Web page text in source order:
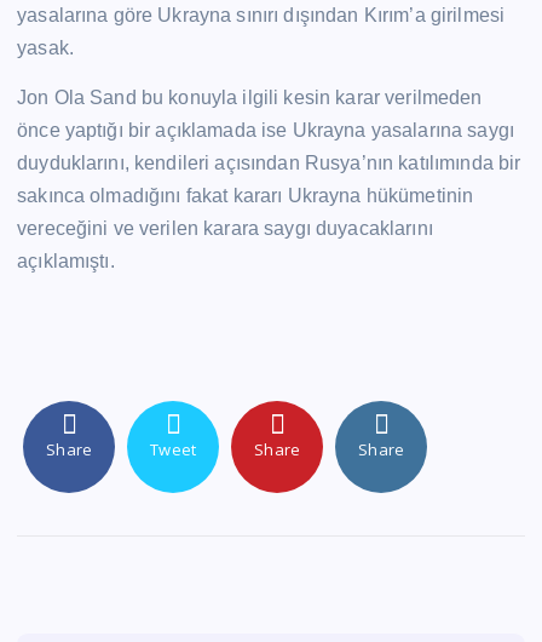
yasalarına göre Ukrayna sınırı dışından Kırım’a girilmesi
yasak.
Jon Ola Sand bu konuyla ilgili kesin karar verilmeden
önce yaptığı bir açıklamada ise Ukrayna yasalarına saygı
duyduklarını, kendileri açısından Rusya’nın katılımında bir
sakınca olmadığını fakat kararı Ukrayna hükümetinin
vereceğini ve verilen karara saygı duyacaklarını
açıklamıştı.
Share Tweet Share Share